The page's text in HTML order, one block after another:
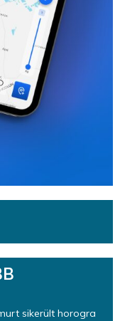
sikerült horogra